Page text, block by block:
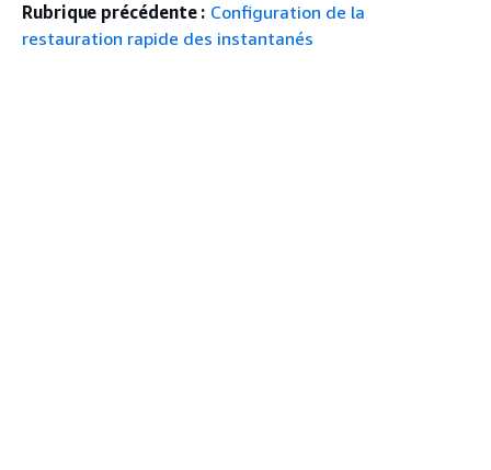
Rubrique précédente : Configuration de la
restauration rapide des instantanés